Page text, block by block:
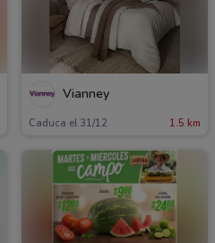
Vianney
Caduca el 31/12 1.5 km